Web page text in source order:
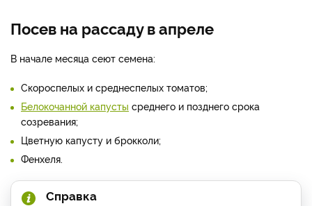
Посев на рассаду в апреле
В начале месяца сеют семена:
Скороспелых и среднеспелых томатов;
Белокочанной капусты среднего и позднего срока
созревания;
Цветную капусту и брокколи;
Фенхеля.
Справка